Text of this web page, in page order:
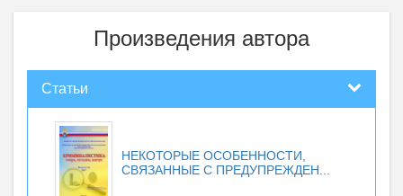
Произведения автора
Статьи
НЕКОТОРЫЕ ОСОБЕННОСТИ,
СВЯЗАННЫЕ С ПРЕДУПРЕЖДЕН...